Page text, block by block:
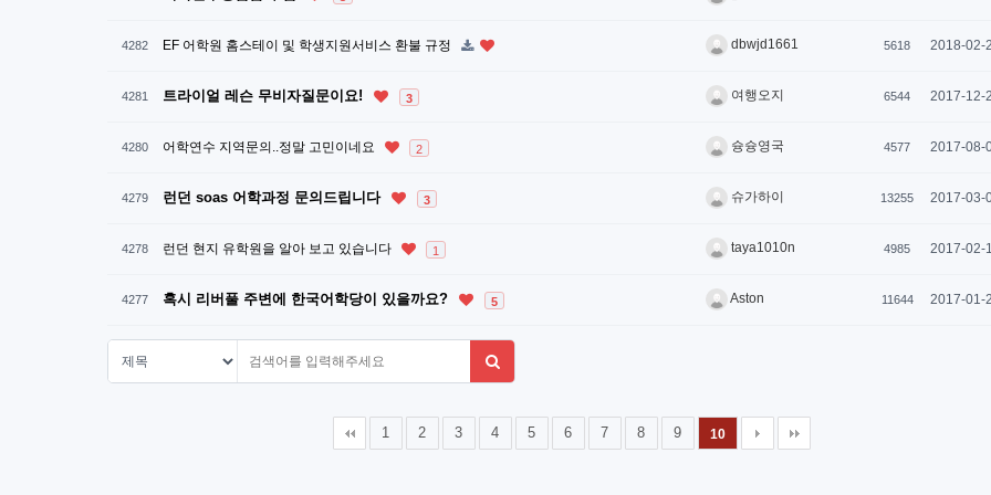
4282 EF 어학원 홈스테이 및 학생지원서비스 환불 규정 dbwjd1661 5618 2018-02-
4281 트라이얼 레슨 무비자질문이요! 3 여행오지 6544 2017-12-
4280 어학연수 지역문의..정말 고민이네요 2 슝슝영국 4577 2017-08-
4279 런던 soas 어학과정 문의드립니다 3 슈가하이 13255 2017-03-
4278 런던 현지 유학원을 알아 보고 있습니다 1 taya1010n 4985 2017-02-
4277 혹시 리버풀 주변에 한국어학당이 있을까요? 5 Aston 11644 2017-01-
1 2 3 4 5 6 7 8 9 10